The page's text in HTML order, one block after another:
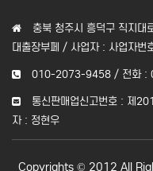
충북 청주시 흥덕구 직지
대출장부페 / 사업자 : 사업자
010-2073-9458 / 전화 :
통신판매업신고번호 : 제
자 : 정현우
Copyrights © 2012 All